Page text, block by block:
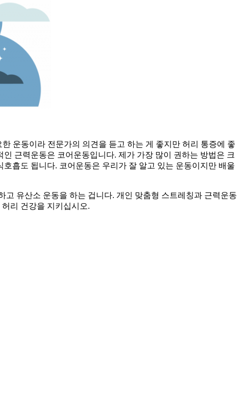
운동이라 전문가의 의견을 듣고 하는 게 좋지만 허리 통증에 좋
근력운동은 코어운동입니다. 제가 가장 많이 권하는 방법은 크
흡도 됩니다. 코어운동은 우리가 잘 알고 있는 운동이지만 배울
유산소 운동을 하는 겁니다. 개인 맞춤형 스트레칭과 근력운동
리 건강을 지키십시오.